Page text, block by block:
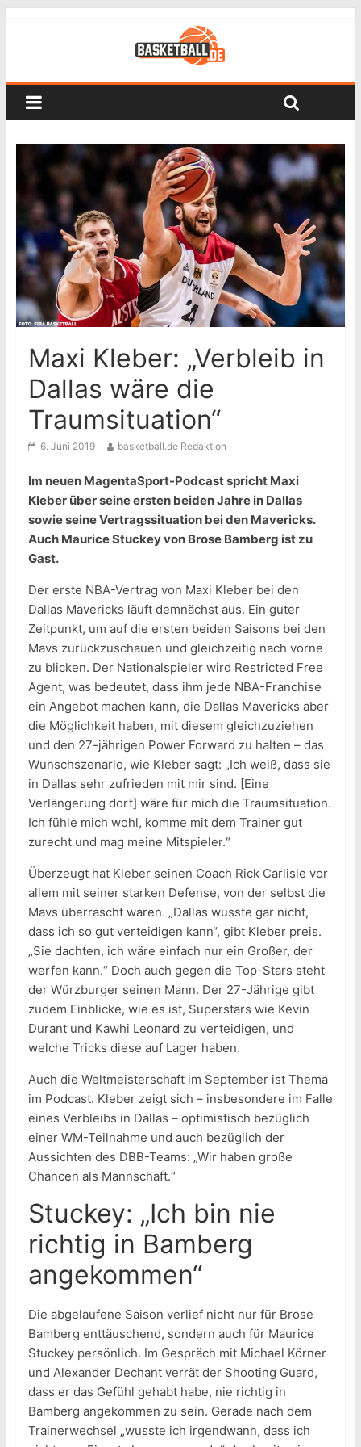
Maxi Kleber: „Verbleib in
Dallas wäre die
Traumsituation“
6. Juni 2019 basketball.de Redaktion
Im neuen MagentaSport-Podcast spricht Maxi
Kleber über seine ersten beiden Jahre in Dallas
sowie seine Vertragssituation bei den Mavericks.
Auch Maurice Stuckey von Brose Bamberg ist zu
Gast.
Der erste NBA-Vertrag von Maxi Kleber bei den
Dallas Mavericks läuft demnächst aus. Ein guter
Zeitpunkt, um auf die ersten beiden Saisons bei den
Mavs zurückzuschauen und gleichzeitig nach vorne
zu blicken. Der Nationalspieler wird Restricted Free
Agent, was bedeutet, dass ihm jede NBA-Franchise
ein Angebot machen kann, die Dallas Mavericks aber
die Möglichkeit haben, mit diesem gleichzuziehen
und den 27-jährigen Power Forward zu halten – das
Wunschszenario, wie Kleber sagt: „Ich weiß, dass sie
in Dallas sehr zufrieden mit mir sind. [Eine
Verlängerung dort] wäre für mich die Traumsituation.
Ich fühle mich wohl, komme mit dem Trainer gut
zurecht und mag meine Mitspieler.“
Überzeugt hat Kleber seinen Coach Rick Carlisle vor
allem mit seiner starken Defense, von der selbst die
Mavs überrascht waren. „Dallas wusste gar nicht,
dass ich so gut verteidigen kann“, gibt Kleber preis.
„Sie dachten, ich wäre einfach nur ein Großer, der
werfen kann.“ Doch auch gegen die Top-Stars steht
der Würzburger seinen Mann. Der 27-Jährige gibt
zudem Einblicke, wie es ist, Superstars wie Kevin
Durant und Kawhi Leonard zu verteidigen, und
welche Tricks diese auf Lager haben.
Auch die Weltmeisterschaft im September ist Thema
im Podcast. Kleber zeigt sich – insbesondere im Falle
eines Verbleibs in Dallas – optimistisch bezüglich
einer WM-Teilnahme und auch bezüglich der
Aussichten des DBB-Teams: „Wir haben große
Chancen als Mannschaft.“
Stuckey: „Ich bin nie
richtig in Bamberg
angekommen“
Die abgelaufene Saison verlief nicht nur für Brose
Bamberg enttäuschend, sondern auch für Maurice
Stuckey persönlich. Im Gespräch mit Michael Körner
und Alexander Dechant verrät der Shooting Guard,
dass er das Gefühl gehabt habe, nie richtig in
Bamberg angekommen zu sein. Gerade nach dem
Trainerwechsel „wusste ich irgendwann, dass ich